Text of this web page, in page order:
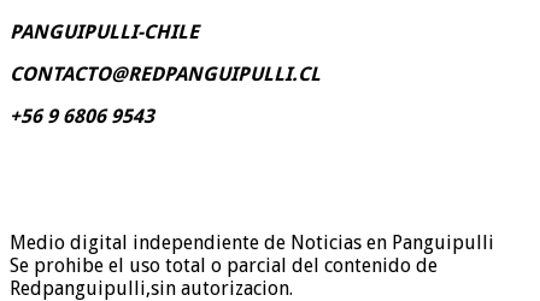
PANGUIPULLI-CHILE
CONTACTO@REDPANGUIPULLI.CL
+56 9 6806 9543
Medio digital independiente de Noticias en Panguipulli
Se prohibe el uso total o parcial del contenido de
Redpanguipulli,sin autorizacion.